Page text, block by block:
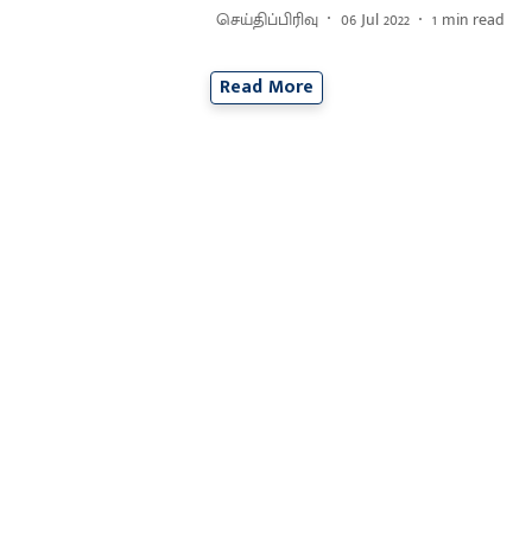
செய்திப்பிரிவு 06 Jul 2022 1 min read
Read More